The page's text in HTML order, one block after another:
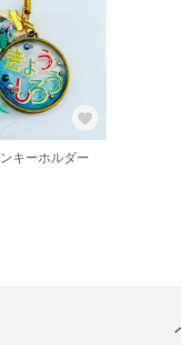
キーホルダー